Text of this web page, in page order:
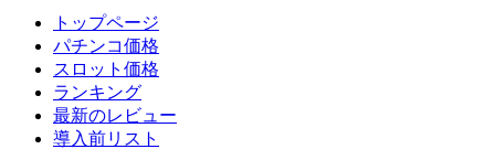
トップページ
パチンコ価格
スロット価格
ランキング
最新のレビュー
導入前リスト